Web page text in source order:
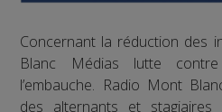
Concernant la réduction des
Blanc Médias lutte
l’embauche. Radio Mont
des alternants et